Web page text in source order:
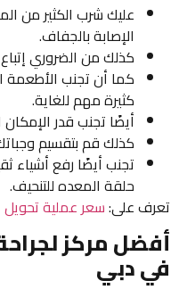
الإصابة بالجفاف.
كذلك من الضروري
كما أن تجنب
كثيرة مهم للغاية.
أيضًا تجنب قدر الإمكان
كذلك قم بتقسيم
تجنب أيضًا رفع أشياء
حلقة المعده للتنحيف.
تعرف على:سعر عملية تحويل
أفضل مركز
في دبي